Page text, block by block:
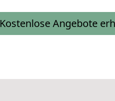
Kostenlose Angebote